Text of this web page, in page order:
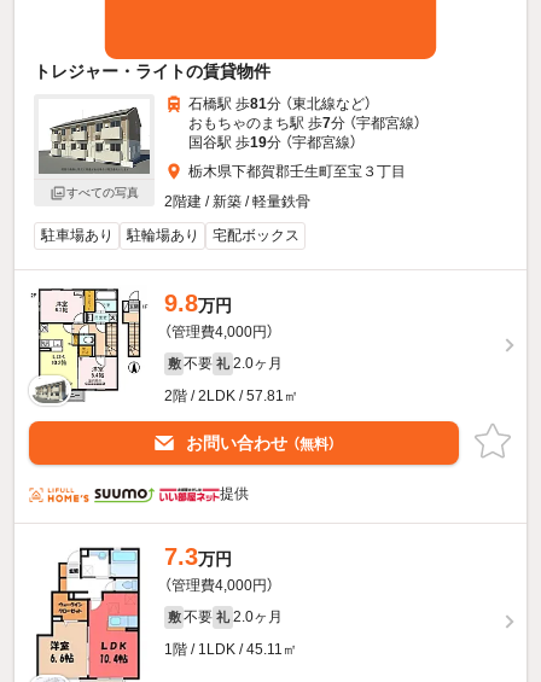
トレジャー・ライトの賃貸物件
すべての写真
石橋駅 歩81分 （東北線など）
おもちゃのまち駅 歩7分 （宇都宮線）
国谷駅 歩19分 （宇都宮線）
栃木県下都賀郡壬生町至宝３丁目
2階建 / 新築 / 軽量鉄骨
駐車場あり
駐輪場あり 宅配ボックス
9.8万円
（管理費4,000円）
敷 不要 礼 2.0ヶ月
2階 / 2LDK / 57.81㎡
お問い合わせ （無料）
提供
7.3万円
（管理費4,000円）
敷 不要 礼 2.0ヶ月
1階 / 1LDK / 45.11㎡